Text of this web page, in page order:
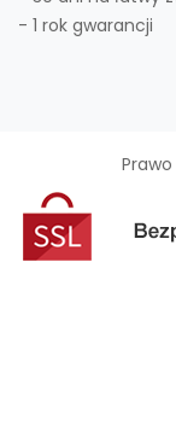
- 1 rok gwarancji